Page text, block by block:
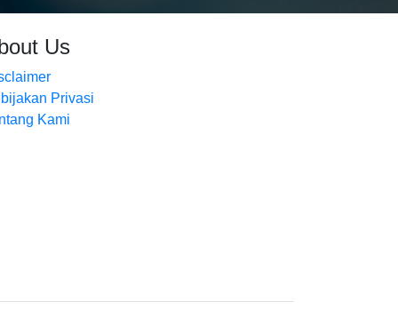
Us
Privasi
Kami